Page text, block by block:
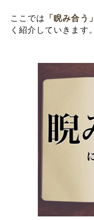
ここでは 「睨み合う」
く紹介していきます。